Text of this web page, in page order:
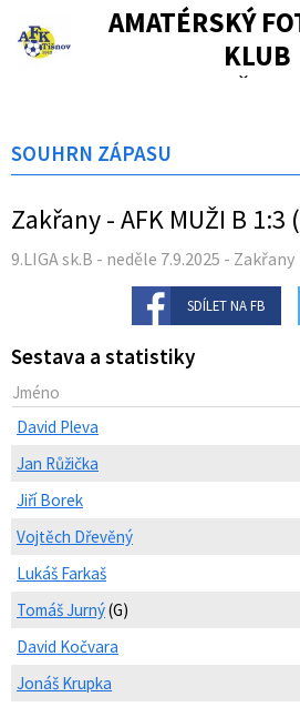
AMATÉRSKÝ
KLUB
TIŠNOV
SOUHRN ZÁPASU
Zakřany - AFK MUŽI B 1:3
9.LIGA sk.B - neděle 7.9.2025 - Zakřany
SDÍLET NA FB
Sestava a statistiky
Jméno
David Pleva
Jan Růžička
Jiří Borek
Vojtěch Dřevěný
Lukáš Farkaš
Tomáš Jurný(G)
David Kočvara
Jonáš Krupka